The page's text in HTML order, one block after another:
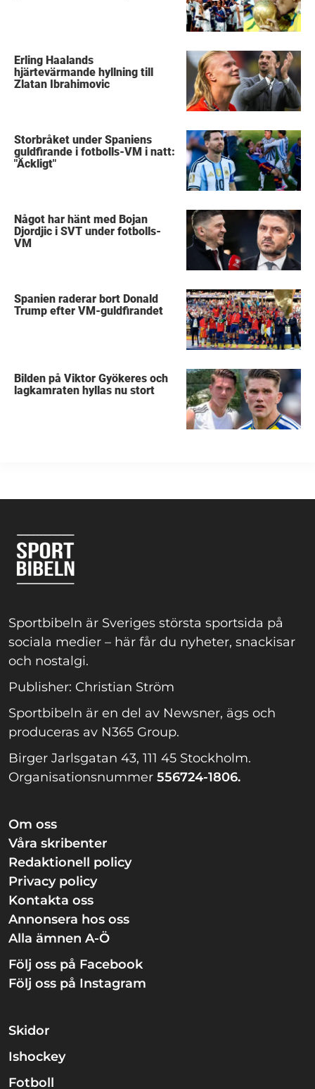
Erling Haalands
hjärtevärmande hyllning till
Zlatan Ibrahimovic
Storbråket under Spaniens
guldfirande i fotbolls-VM i natt:
"Äckligt"
Något har hänt med Bojan
Djordjic i SVT under fotbolls-
VM
Spanien raderar bort Donald
Trump efter VM-guldfirandet
Bilden på Viktor Gyökeres och
lagkamraten hyllas nu stort
Sportbibeln är Sveriges största sportsida på
sociala medier – här får du nyheter, snackisar
och nostalgi.
Publisher: Christian Ström
Sportbibeln är en del av Newsner, ägs och
produceras av N365 Group.
Birger Jarlsgatan 43, 111 45 Stockholm.
Organisationsnummer 556724-1806.
Om oss
Våra skribenter
Redaktionell policy
Privacy policy
Kontakta oss
Annonsera hos oss
Alla ämnen A-Ö
Följ oss på Facebook
Följ oss på Instagram
Skidor
Ishockey
Fotboll